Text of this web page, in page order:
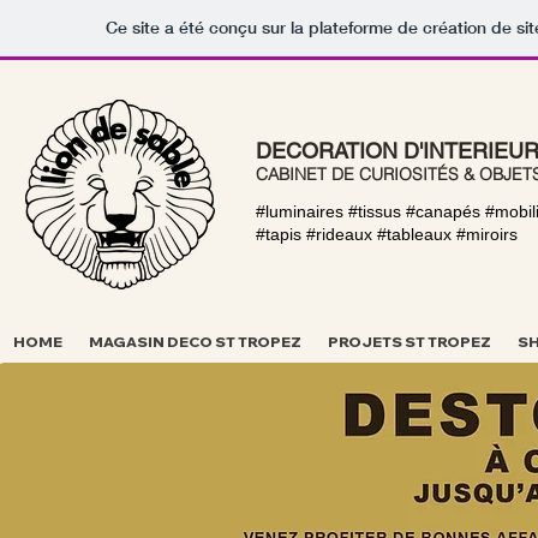
Ce site a été conçu sur la plateforme de création de
DECORATION D'INTERIEUR
CABINET DE CURIOSITÉS &
#luminaires #tissus #canapés
#tapis #rideaux #tableaux #miroirs
HOME MAGASIN DECO ST TROPEZ PROJETS ST TROPEZ